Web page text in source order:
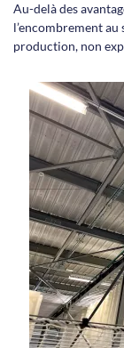
Au-delà des
l’encombrement au
production, non